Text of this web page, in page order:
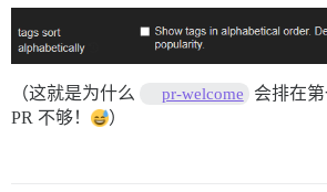
（这就是为什么 pr-welcome
会排在
PR 不够！
）